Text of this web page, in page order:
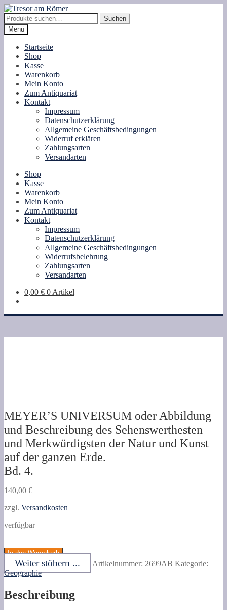
Zur
Navigation
springen
Zum
Inhalt
springen
Suche
nach:
Suchen
Menü
Startseite
Shop
Kasse
Warenkorb
Mein Konto
Zum Antiquariat
Kontakt
Impressum
Datenschutzerklärung
Allgemeine Geschäftsbedingungen
Widerruf erklären
Zahlungsarten
Versandarten
Shop
Kasse
Warenkorb
Mein Konto
Zum Antiquariat
Kontakt
Impressum
Datenschutzerklärung
Allgemeine Geschäftsbedingungen
Widerrufsbelehrung
Zahlungsarten
Versandarten
0,00 € 0 Artikel
MEYER’S UNIVERSUM oder Abbildung
und Beschreibung des Sehenswerthesten
und Merkwürdigsten der Natur und Kunst
auf der ganzen Erde.
Bd. 4.
140,00 €
zzgl. Versandkosten
verfügbar
UNIVERSUM
oder
Abbildung
und
des
In den Warenkorb
Weiter stöbern ... Artikelnummer: 2699AB Kategorie:
Geographie
Beschreibung